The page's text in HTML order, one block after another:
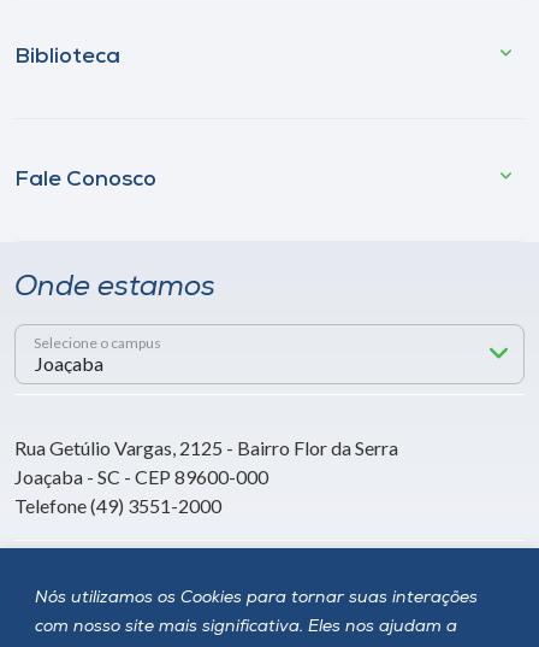
Nós utilizamos os Cookies para tornar suas interações
com nosso site mais significativa. Eles nos ajudam a
Biblioteca
Fale Conosco
Onde estamos
Selecione o campus
Rua Getúlio Vargas, 2125 - Bairro Flor da Serra
Joaçaba - SC - CEP 89600-000
Telefone (49) 3551-2000
Siga a Unoesc